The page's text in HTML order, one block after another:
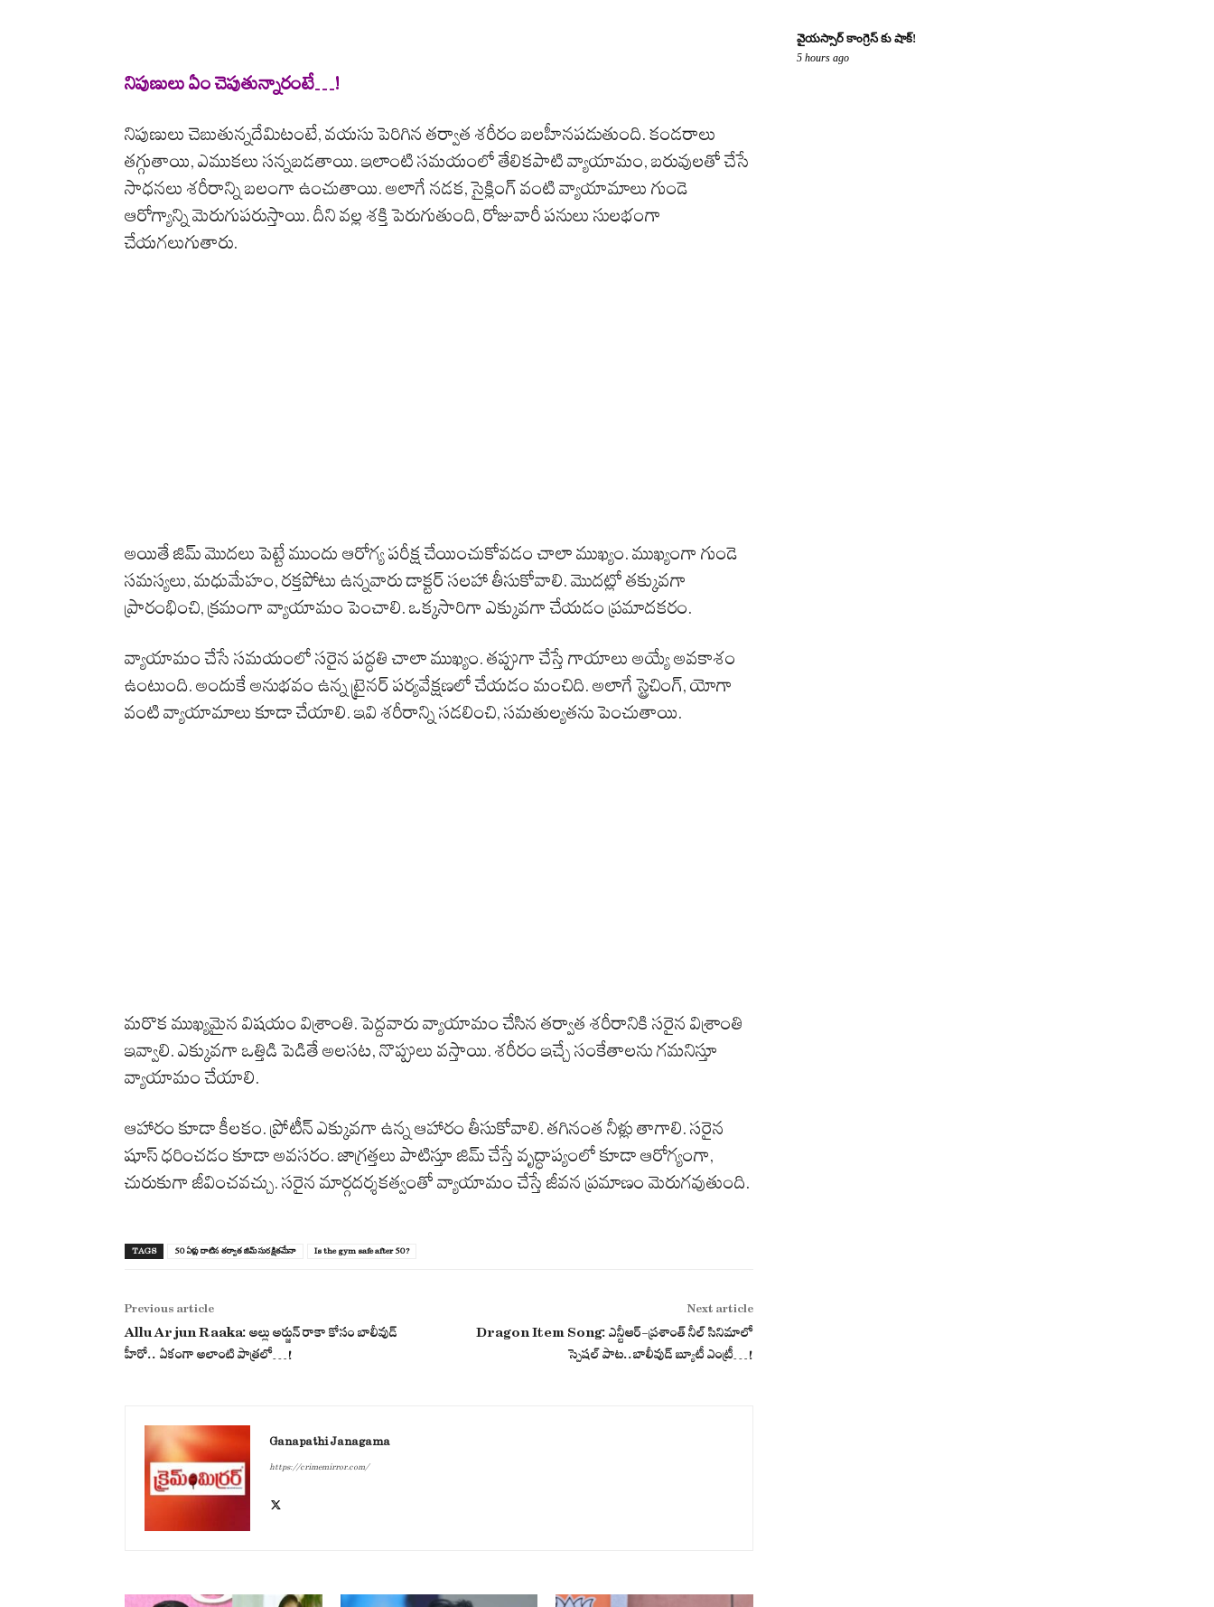
నిపుణులు ఏం చెపుతున్నారంటే…!
నిపుణులు చెబుతున్నదేమిటంటే, వయసు పెరిగిన తర్వాత శరీరం బలహీనపడుతుంది. కండరాలు
తగ్గుతాయి, ఎముకలు సన్నబడతాయి. ఇలాంటి సమయంలో తేలికపాటి వ్యాయామం, బరువులతో చేసే
సాధనలు శరీరాన్ని బలంగా ఉంచుతాయి. అలాగే నడక, సైక్లింగ్ వంటి వ్యాయామాలు గుండె
ఆరోగ్యాన్ని మెరుగుపరుస్తాయి. దీని వల్ల శక్తి పెరుగుతుంది, రోజువారీ పనులు సులభంగా
చేయగలుగుతారు.
అయితే జిమ్ మొదలు పెట్టే ముందు ఆరోగ్య పరీక్ష చేయించుకోవడం చాలా ముఖ్యం. ముఖ్యంగా గుండె
సమస్యలు, మధుమేహం, రక్తపోటు ఉన్నవారు డాక్టర్ సలహా తీసుకోవాలి. మొదట్లో తక్కువగా
ప్రారంభించి, క్రమంగా వ్యాయామం పెంచాలి. ఒక్కసారిగా ఎక్కువగా చేయడం ప్రమాదకరం.
వ్యాయామం చేసే సమయంలో సరైన పద్ధతి చాలా ముఖ్యం. తప్పుగా చేస్తే గాయాలు అయ్యే అవకాశం
ఉంటుంది. అందుకే అనుభవం ఉన్న ట్రైనర్ పర్యవేక్షణలో చేయడం మంచిది. అలాగే స్ట్రెచింగ్, యోగా
వంటి వ్యాయామాలు కూడా చేయాలి. ఇవి శరీరాన్ని సడలించి, సమతుల్యతను పెంచుతాయి.
మరొక ముఖ్యమైన విషయం విశ్రాంతి. పెద్దవారు వ్యాయామం చేసిన తర్వాత శరీరానికి సరైన విశ్రాంతి
ఇవ్వాలి. ఎక్కువగా ఒత్తిడి పెడితే అలసట, నొప్పులు వస్తాయి. శరీరం ఇచ్చే సంకేతాలను గమనిస్తూ
వ్యాయామం చేయాలి.
ఆహారం కూడా కీలకం. ప్రోటీన్ ఎక్కువగా ఉన్న ఆహారం తీసుకోవాలి. తగినంత నీళ్లు తాగాలి. సరైన
షూస్ ధరించడం కూడా అవసరం. జాగ్రత్తలు పాటిస్తూ జిమ్ చేస్తే వృద్ధాప్యంలో కూడా ఆరోగ్యంగా,
చురుకుగా జీవించవచ్చు. సరైన మార్గదర్శకత్వంతో వ్యాయామం చేస్తే జీవన ప్రమాణం మెరుగవుతుంది.
TAGS 50 ఏళ్లు దాటిన తర్వాత జిమ్ సురక్షితమేనా Is the gym safe after 50?
Previous article
Allu Arjun Raaka: అల్లు అర్జున్ రాకా కోసం బాలీవుడ్
హీరో.. ఏకంగా అలాంటి పాత్రలో…!
Next article
Dragon Item Song: ఎన్టీఆర్-ప్రశాంత్ నీల్ సినిమాలో
స్పెషల్ పాట..బాలీవుడ్ బ్యూటీ ఎంట్రీ…!
Ganapathi Janagama
https://crimemirror.com/
వైయస్సార్ కాంగ్రెస్ కు షాక్!
5 hours ago